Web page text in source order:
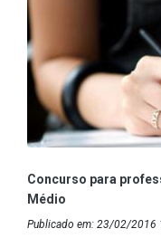
Concurso para
Médio
Publicado em: 23/02/2016